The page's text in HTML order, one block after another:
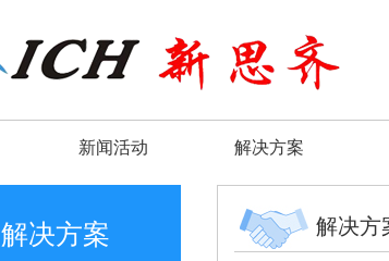
新闻活动 解决方案
解决方案 解决方